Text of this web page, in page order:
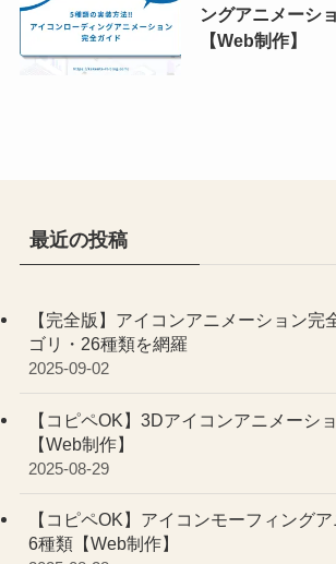
ングアニメーシ
【Web制作】
最近の投稿
【完全版】アイコンアニメーション完
ゴリ・26種類を網羅
2025-09-02
【コピペOK】3Dアイコンアニメーシ
【Web制作】
2025-08-29
【コピペOK】アイコンモーフィングア
6種類【Web制作】